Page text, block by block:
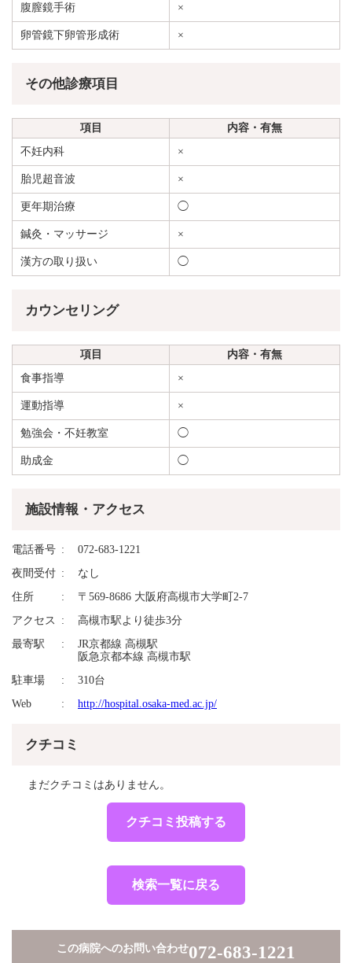
腹膣鏡手術 ×
卵管鏡下卵管形成術 ×
その他診療項目
項目
内容・有無
不妊内科
×
胎児超音波 ×
更年期治療 ◯
鍼灸・マッサージ ×
漢方の取り扱い ◯
カウンセリング
項目
内容・有無
食事指導
×
運動指導 ×
勉強会・不妊教室 ◯
助成金 ◯
施設情報・アクセス
電話番号
072-683-1221
夜間受付
なし
住所
〒569-8686 大阪府高槻市大学町2-7
アクセス
高槻市駅より徒歩3分
最寄駅
JR京都線 高槻駅
阪急京都本線 高槻市駅
駐車場
310台
Web
http://hospital.osaka-med.ac.jp/
クチコミ
まだクチコミはありません。
クチコミ投稿する
検索一覧に戻る
この病院へのお問い合わせ072-683-1221